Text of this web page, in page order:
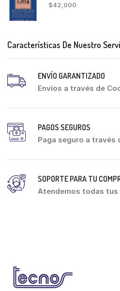
$42,000
Características De Nuestro
ENVÍO GARANTIZADO
Envíos a través de
PAGOS SEGUROS
Paga seguro a través
SOPORTE PARA TU
Atendemos todas tus